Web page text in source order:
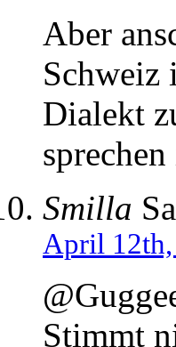
Aber
Schweiz
Dialekt
Smilla
April 12th,
Stimmt